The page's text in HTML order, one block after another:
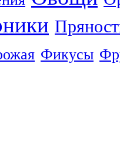
Фикусы